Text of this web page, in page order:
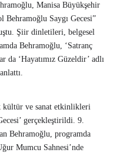
Manisa Büyükşehir
Behramoğlu Saygı Gecesi”
Şiir dinletileri, belgesel
Behramoğlu, ‘Satranç
‘Hayatımız Güzeldir’ adlı
kültür ve sanat etkinlikleri
gerçekleştirildi. 9.
Behramoğlu, programda
Mumcu Sahnesi’nde